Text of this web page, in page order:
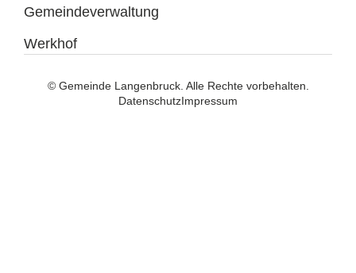
Gemeindeverwaltung
Werkhof
© Gemeinde Langenbruck. Alle Rechte vorbehalten.
DatenschutzImpressum